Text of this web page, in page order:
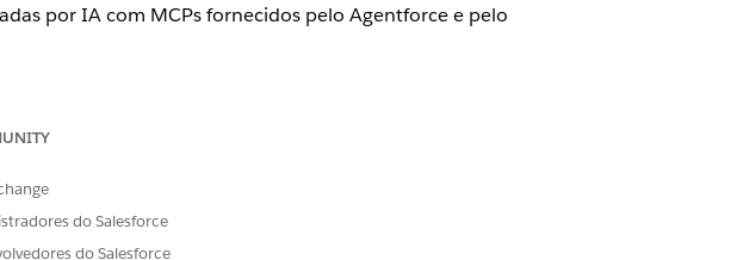
por IA com MCPs fornecidos pelo Agentforce e pelo
do Salesforce
do Salesforce